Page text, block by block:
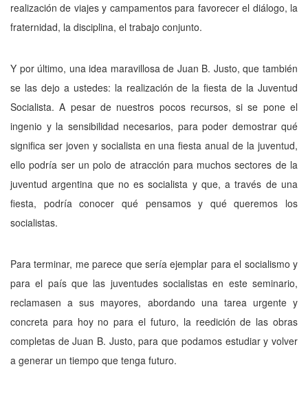
realiza­ción de viajes y campamentos para favorecer el diálogo, la
fraternidad, la disciplina, el tra­bajo conjunto.
Y por último, una idea maravillosa de Juan B. Justo, que también
se las dejo a uste­des: la realización de la fiesta de la Juventud
Socialista. A pesar de nuestros pocos recursos, si se pone el
ingenio y la sensibilidad necesa­rios, para poder demostrar qué
significa ser jo­ven y socialista en una fiesta anual de la ju­ventud,
ello podría ser un polo de atracción para muchos sectores de la
juventud argentina que no es socialista y que, a través de una
fies­ta, podría conocer qué pensamos y qué quere­mos los
socialistas.
Para terminar, me parece que sería ejem­plar para el socialismo y
para el país que las juventudes socialistas en este seminario,
recla­masen a sus mayores, abordando una tarea ur­gente y
concreta para hoy no para el futuro, la reedición de las obras
completas de Juan B. Justo, para que podamos estudiar y volver
a generar un tiempo que tenga futuro.